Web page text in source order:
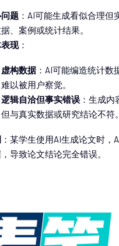
题 ：AI可能生成看似合理但
、案例或统计结果。
现：
虚构数据 ：AI可能编造统计数
难以被用户察觉。
逻辑自洽但事实错误 ：生成内
但与真实数据或研究结论不符。
：某学生使用AI生成论文时，
导致论文结论完全错误。